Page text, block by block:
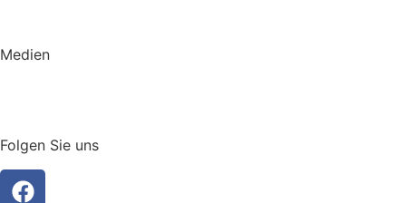
Medien
Folgen Sie uns